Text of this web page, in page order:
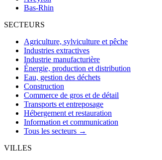
Bas-Rhin
SECTEURS
Agriculture, sylviculture et pêche
Industries extractives
Industrie manufacturière
Énergie, production et distribution
Eau, gestion des déchets
Construction
Commerce de gros et de détail
Transports et entreposage
Hébergement et restauration
Information et communication
Tous les secteurs →
VILLES